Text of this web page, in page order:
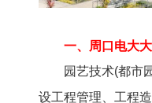
一、周口电大
园艺技术(都市园
设工程管理、工程